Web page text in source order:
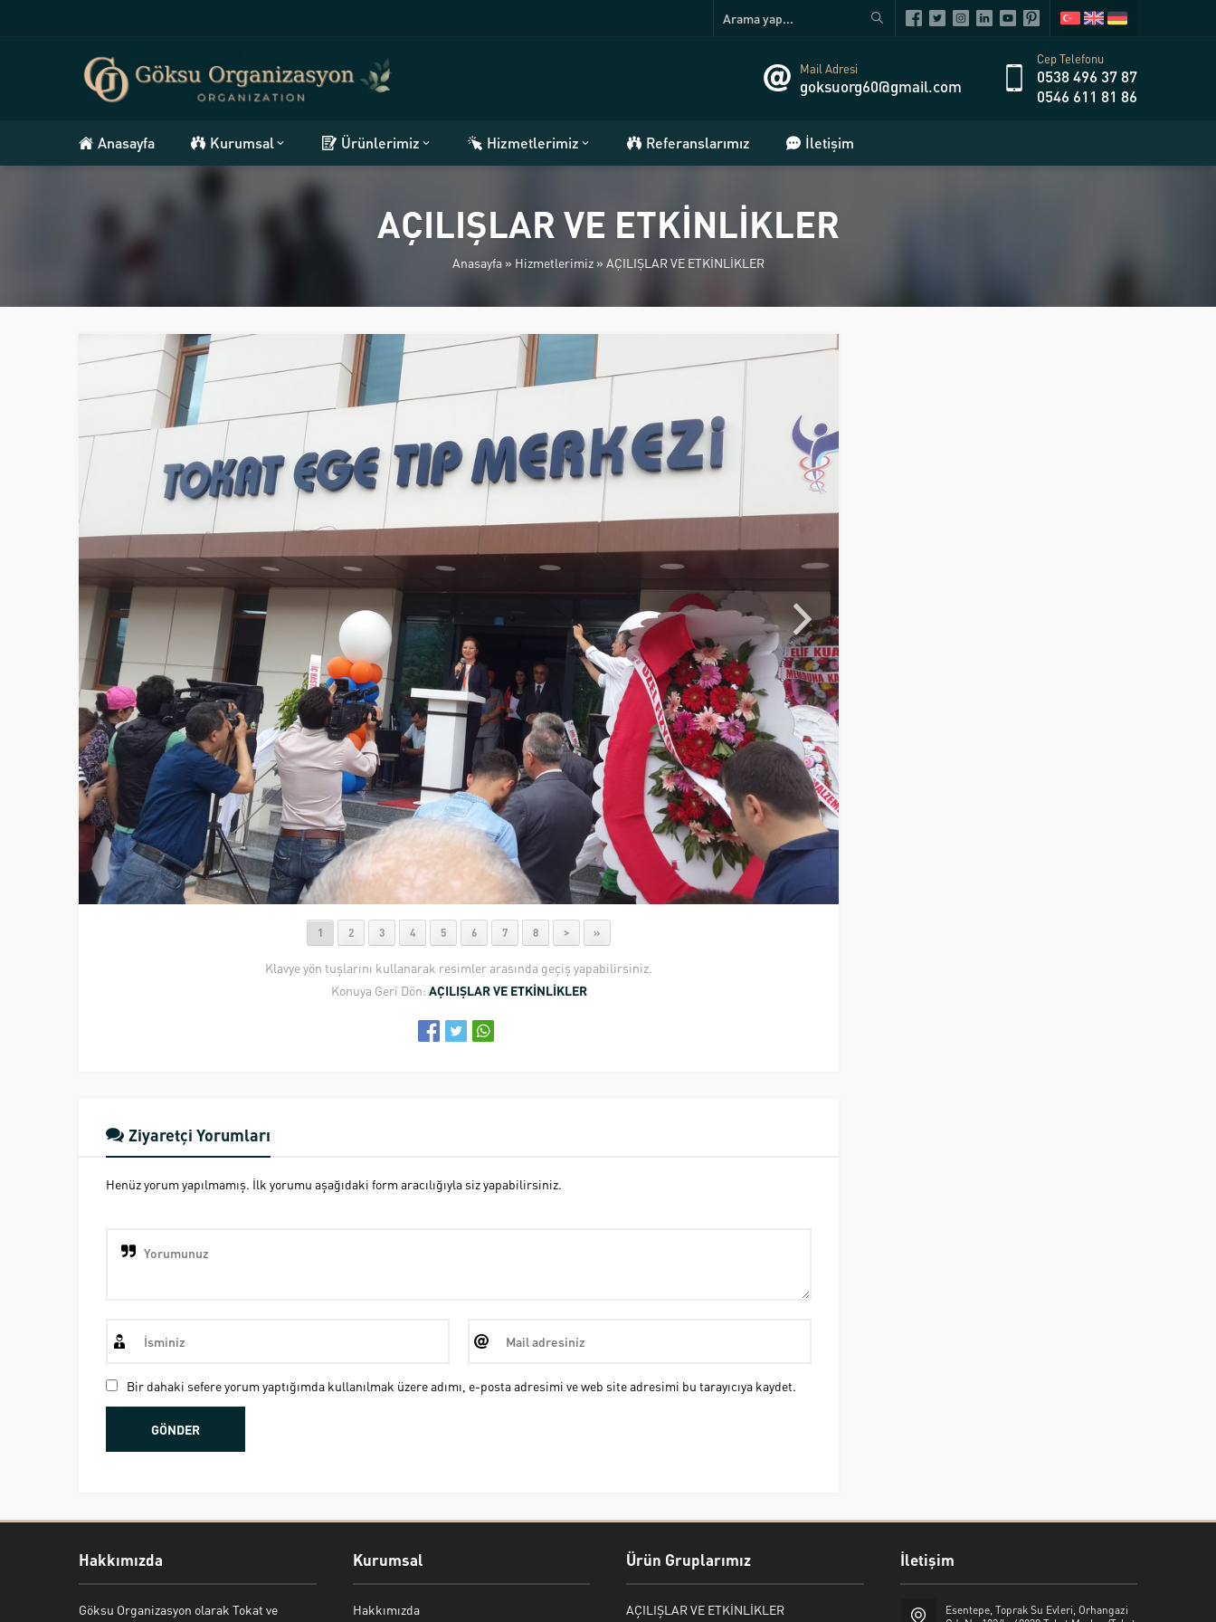
Mail Adresi
goksuorg60@gmail.com
Cep Telefonu
0538 496 37 87
0546 611 81 86
Anasayfa Kurumsal Ürünlerimiz Hizmetlerimiz Referanslarımız İletişim
AÇILIŞLAR VE ETKİNLİKLER
Anasayfa» Hizmetlerimiz» AÇILIŞLAR VE ETKİNLİKLER
1 2 3 4 5 6 7 8 > »
Klavye yön tuşlarını kullanarak resimler arasında geçiş yapabilirsiniz.
Konuya Geri Dön: AÇILIŞLAR VE ETKİNLİKLER
Ziyaretçi Yorumları
Henüz yorum yapılmamış. İlk yorumu aşağıdaki form aracılığıyla siz yapabilirsiniz.
Bir dahaki sefere yorum yaptığımda kullanılmak üzere adımı, e-posta adresimi ve web site adresimi bu tarayıcıya kaydet.
Hakkımızda
Göksu Organizasyon olarak Tokat ve
Kurumsal
Hakkımızda
Ürün Gruplarımız
AÇILIŞLAR VE ETKİNLİKLER
İletişim
Esentepe, Toprak Su Evleri, Orhangazi
Bekir Kiper